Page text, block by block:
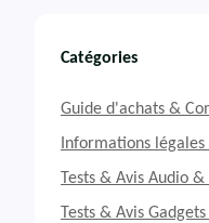
Catégories
Guide d'achats &
Informations
Tests & Avis Audio
Tests & Avis